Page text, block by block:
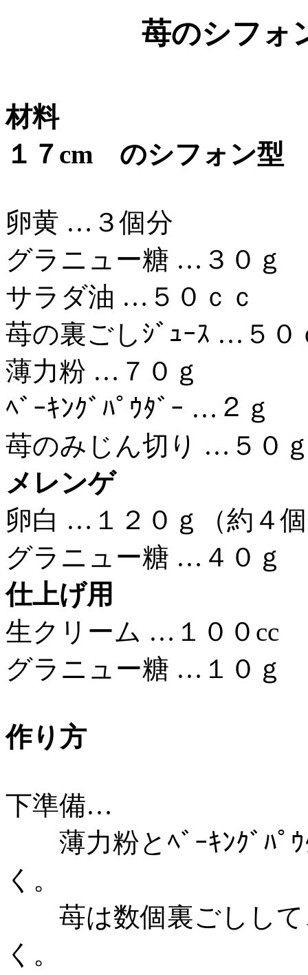
苺のシフォ
材料
１７cm のシフォン型
卵黄 …３個分
グラニュー糖 …３０ｇ
サラダ油 …５０ｃｃ
苺の裏ごしｼﾞｭｰｽ …５０
薄力粉 …７０ｇ
ﾍﾞｰｷﾝｸﾞﾊﾟｳﾀﾞｰ …２ｇ
苺のみじん切り …５０
メレンゲ
卵白 …１２０ｇ（約４
グラニュー糖 …４０ｇ
仕上げ用
生クリーム …１００cc
グラニュー糖 …１０ｇ
作り方
下準備…
薄力粉とﾍﾞｰｷﾝｸﾞﾊﾟｳ
く。
苺は数個裏ごしして
く。